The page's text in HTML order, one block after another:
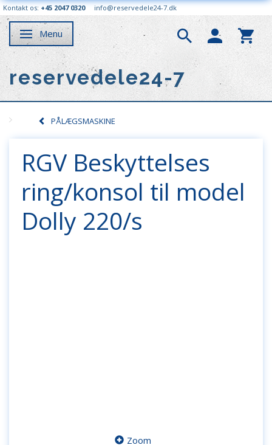
Kontakt os: +45 2047 0320 info@reservedele24-7.dk
Skifte navigation
Menu
reservedele24-7
PÅLÆGSMASKINE
RGV Beskyttelses
ring/konsol til model
Dolly 220/s
Zoom